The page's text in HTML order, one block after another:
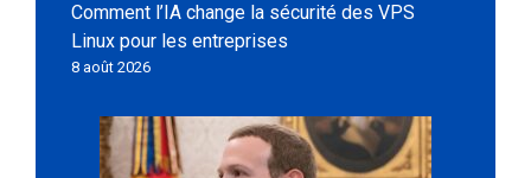
Comment l’IA change la sécurité des VPS
Linux pour les entreprises
8 août 2026